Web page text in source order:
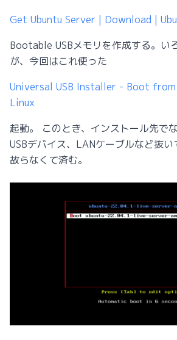
Get Ubuntu Server | Download |
Bootable USBメモリを作成する。い
が、今回はこれ使った
Universal USB Installer - Boot from
Linux
起動。 このとき、インストール先で
USBデバイス、LANケーブルなど抜
故らなくて済む。